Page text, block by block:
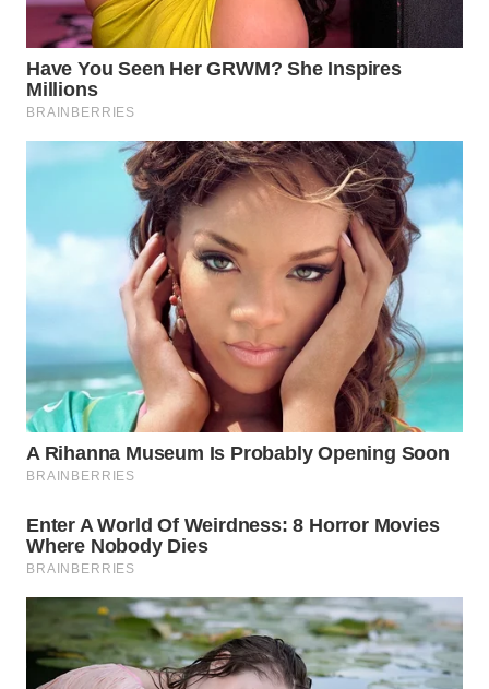
WN
INDRAMAYU
WN
KUNINGAN
WN
SUKABUMI
WN
PURWAKARTA
PRIANGAN
TIMUR
WN
SEMARANG